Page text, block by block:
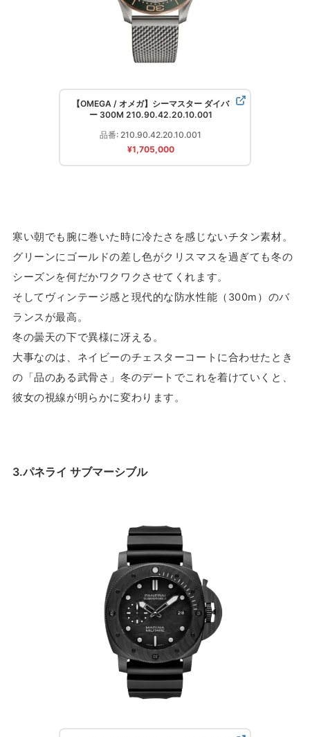
【OMEGA / オメガ】シーマスター ダイバ
ー 300M 210.90.42.20.10.001
品番: 210.90.42.20.10.001
¥1,705,000
寒い朝でも腕に巻いた時に冷たさを感じないチタン素材。
グリーンにゴールドの差し色がクリスマスを過ぎても冬の
シーズンを何だかワクワクさせてくれます。
そしてヴィンテージ感と現代的な防水性能（300m）のバ
ランスが最高。
冬の曇天の下で異様に冴える。
大事なのは、ネイビーのチェスターコートに合わせたとき
の「品のある武骨さ」冬のデートでこれを着けていくと、
彼女の視線が明らかに変わります。
3.パネライ サブマーシブル